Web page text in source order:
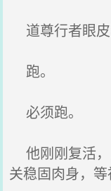
道尊行者眼皮
跑。
必须跑。
他刚刚复活
关稳固肉身，等